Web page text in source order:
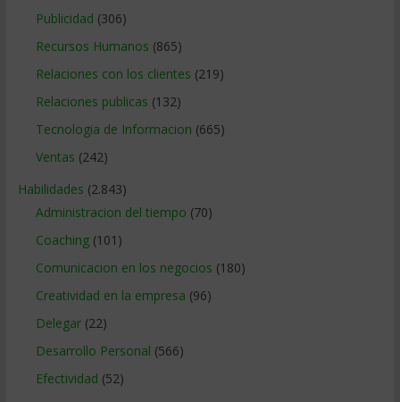
Publicidad (306)
Recursos Humanos (865)
Relaciones con los clientes (219)
Relaciones publicas (132)
Tecnologia de Informacion (665)
Ventas (242)
Habilidades (2.843)
Administracion del tiempo (70)
Coaching(101)
Comunicacion en los negocios (180)
Creatividad en la empresa (96)
Delegar(22)
Desarrollo Personal (566)
Efectividad (52)